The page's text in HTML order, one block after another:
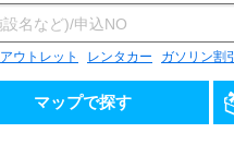
アウトレット レンタカー ガソリン割引
マップで探す